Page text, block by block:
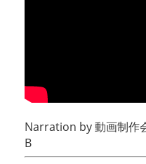
Narration by動画制作
B